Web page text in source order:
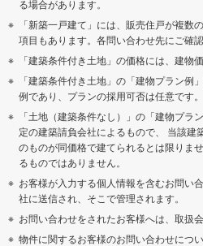
る場合があります。
「新築一戸建て」には、販売住戸が複数
項目もあります。各問い合わせ先にご確認
「建築条件付き土地」の価格には、建物
「建築条件付き土地」の「建物プラン例
例であり、プランの採用可否は任意です。
「土地（建築条件なし）」の「建物プラ
定の建築請負会社によるもので、 当該建
のものが同価格で建てられるとは限りま
るものではありません。
お客様が入力する個人情報を含むお問い
社に送信され、そこで管理されます。
お問い合わせをされたお客様へは、取扱
物件に関するお客様のお問い合わせにつ